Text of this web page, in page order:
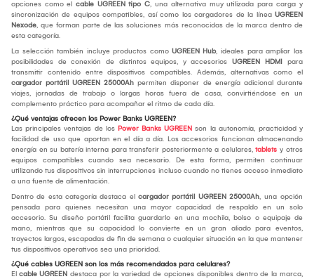
opciones como el cable UGREEN tipo C, una alternativa muy utilizada para carga y
sincronización de equipos compatibles, así como los cargadores de la línea UGREEN
Nexode, que forman parte de las soluciones más reconocidas de la marca dentro de
esta categoría.
La selección también incluye productos como UGREEN Hub, ideales para ampliar las
posibilidades de conexión de distintos equipos, y accesorios UGREEN HDMI para
transmitir contenido entre dispositivos compatibles. Además, alternativas como el
cargador portátil UGREEN 25000Ah permiten disponer de energía adicional durante
viajes, jornadas de trabajo o largas horas fuera de casa, convirtiéndose en un
complemento práctico para acompañar el ritmo de cada día.
¿Qué ventajas ofrecen los Power Banks UGREEN?
Las principales ventajas de los Power Banks UGREEN son la autonomía, practicidad y
facilidad de uso que aportan en el día a día. Los accesorios funcionan almacenando
energía en su batería interna para transferir posteriormente a celulares, tablets y otros
equipos compatibles cuando sea necesario. De esta forma, permiten continuar
utilizando tus dispositivos sin interrupciones incluso cuando no tienes acceso inmediato
a una fuente de alimentación.
Dentro de esta categoría destaca el cargador portátil UGREEN 25000Ah, una opción
pensada para quienes necesitan una mayor capacidad de respaldo en un solo
accesorio. Su diseño portátil facilita guardarlo en una mochila, bolso o equipaje de
mano, mientras que su capacidad lo convierte en un gran aliado para eventos,
trayectos largos, escapadas de fin de semana o cualquier situación en la que mantener
tus dispositivos operativos sea una prioridad.
¿Qué cables UGREEN son los más recomendados para celulares?
El cable UGREEN destaca por la variedad de opciones disponibles dentro de la marca,